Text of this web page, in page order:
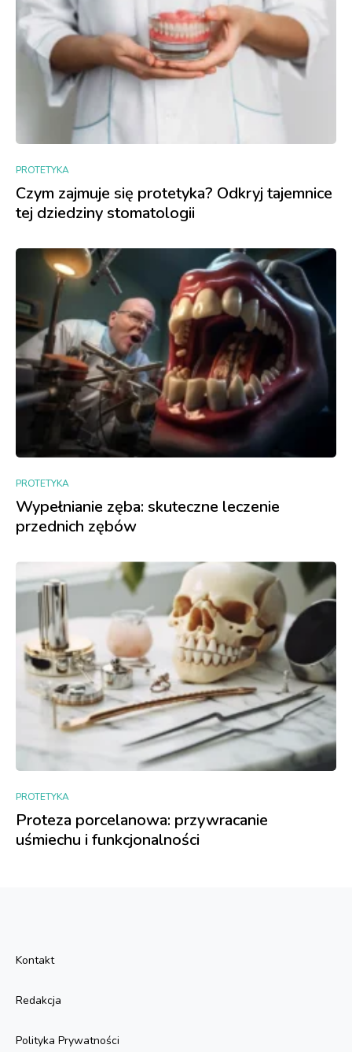
PROTETYKA
Czym zajmuje się protetyka? Odkryj tajemnice
tej dziedziny stomatologii
PROTETYKA
Wypełnianie zęba: skuteczne leczenie
przednich zębów
PROTETYKA
Proteza porcelanowa: przywracanie
uśmiechu i funkcjonalności
Kontakt
Redakcja
Polityka Prywatności